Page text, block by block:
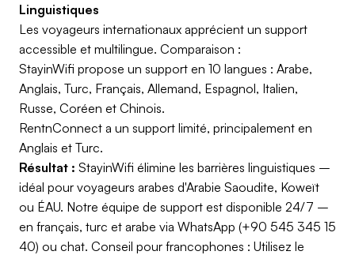
Linguistiques
Les voyageurs internationaux apprécient un support
accessible et multilingue. Comparaison :
StayinWifi propose un support en 10 langues : Arabe,
Anglais, Turc, Français, Allemand, Espagnol, Italien,
Russe, Coréen et Chinois.
RentnConnect a un support limité, principalement en
Anglais et Turc.
Résultat : StayinWifi élimine les barrières linguistiques –
idéal pour voyageurs arabes d'Arabie Saoudite, Koweït
ou ÉAU. Notre équipe de support est disponible 24/7 –
en français, turc et arabe via WhatsApp (+90 545 345 15
40) ou chat. Conseil pour francophones : Utilisez le